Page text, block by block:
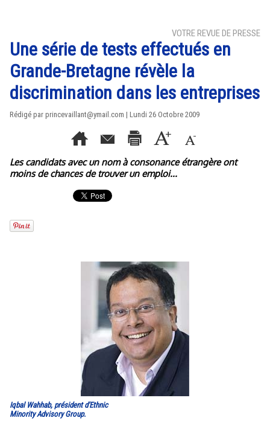
VOTRE REVUE DE PRESSE
Une série de tests effectués en
Grande-Bretagne révèle la
discrimination dans les entreprises
Rédigé par princevaillant@ymail.com | Lundi 26 Octobre 2009
Les candidats avec un nom à consonance étrangère ont
moins de chances de trouver un emploi...
Iqbal Wahhab, président d'Ethnic
Minority Advisory Group.